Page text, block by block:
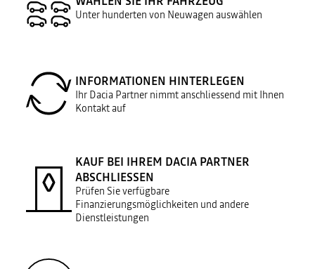
Unter hunderten von Neuwagen auswählen
INFORMATIONEN HINTERLEGEN
Ihr Dacia Partner nimmt anschliessend mit Ihnen
Kontakt auf
KAUF BEI IHREM DACIA PARTNER
ABSCHLIESSEN
Prüfen Sie verfügbare
Finanzierungsmöglichkeiten und andere
Dienstleistungen